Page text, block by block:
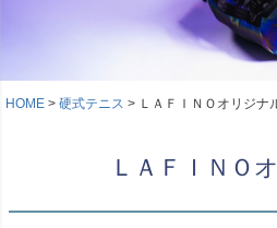
HOME 硬式テニス ＬＡＦＩＮＯオリジナ
ＬＡＦＩＮＯ